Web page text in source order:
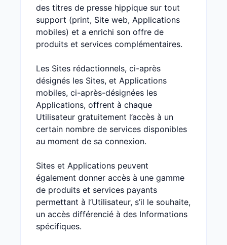
des titres de presse hippique sur tout
support (print, Site web, Applications
mobiles) et a enrichi son offre de
produits et services complémentaires.
Les Sites rédactionnels, ci-après
désignés les Sites, et Applications
mobiles, ci-après-désignées les
Applications, offrent à chaque
Utilisateur gratuitement l’accès à un
certain nombre de services disponibles
au moment de sa connexion.
Sites et Applications peuvent
également donner accès à une gamme
de produits et services payants
permettant à l’Utilisateur, s’il le souhaite,
un accès différencié à des Informations
spécifiques.